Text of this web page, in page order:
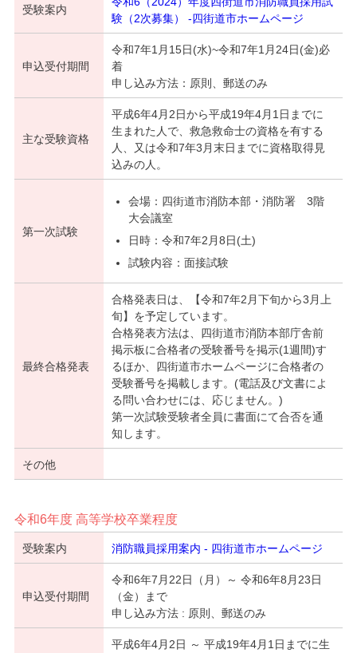
受験案内
験（2次募集） -四街道市ホームページ
申込受付期間
令和7年1月15日(水)~令和7年1月24日(金)必
着
申し込み方法：原則、郵送のみ
主な受験資格
平成6年4月2日から平成19年4月1日までに
生まれた人で、救急救命士の資格を有する
人、又は令和7年3月末日までに資格取得見
込みの人。
第一次試験
会場：四街道市消防本部・消防署 3階
大会議室
日時：令和7年2月8日(土)
試験内容：面接試験
最終合格発表
合格発表日は、【令和7年2月下旬から3月上
旬】を予定しています。
合格発表方法は、四街道市消防本部庁舎前
掲示板に合格者の受験番号を掲示(1週間)す
るほか、四街道市ホームページに合格者の
受験番号を掲載します。(電話及び文書によ
る問い合わせには、応じません。)
第一次試験受験者全員に書面にて合否を通
知します。
その他
令和6年度 高等学校卒業程度
受験案内 消防職員採用案内 - 四街道市ホームページ
申込受付期間
令和6年7月22日（月）～ 令和6年8月23日
（金）まで
申し込み方法 : 原則、郵送のみ
平成6年4月2日 ～ 平成19年4月1日までに生